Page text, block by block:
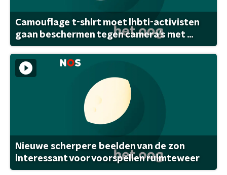
Camouflage t-shirt moet lhbti-activisten
gaan beschermen tegen camera's met ...
Nieuwe scherpere beelden van de zon
interessant voor voorspellen ruimteweer